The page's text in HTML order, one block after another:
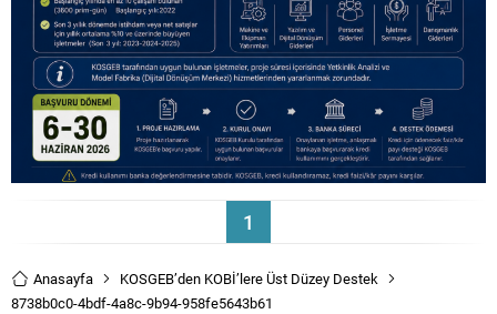
1
Anasayfa
KOSGEB’den KOBİ’lere Üst Düzey Destek
8738b0c0-4bdf-4a8c-9b94-958fe5643b61